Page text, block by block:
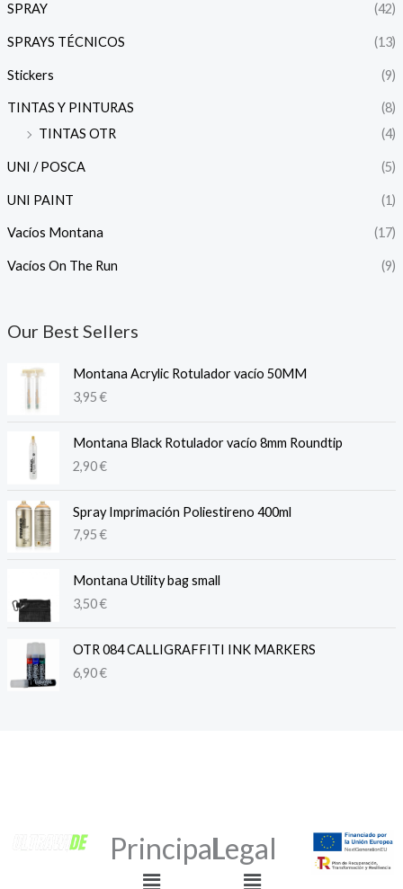
SPRAY (42)
SPRAYS TÉCNICOS (13)
Stickers (9)
TINTAS Y PINTURAS
(8)
TINTAS OTR
(4)
UNI / POSCA (5)
UNI PAINT (1)
Vacíos Montana (17)
Vacíos On The Run (9)
Our Best Sellers
Montana Acrylic Rotulador vacío 50MM
3,95€
Montana Black Rotulador vacío 8mm Roundtip
2,90€
Spray Imprimación Poliestireno 400ml
7,95€
Montana Utility bag small
3,50€
OTR 084 CALLIGRAFFITI INK MARKERS
6,90€
Principal
Menú
Legal
Menú